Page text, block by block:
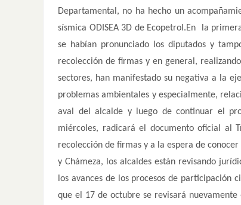
Departamental, no ha hecho un
sísmica ODISEA 3D de Ecopetrol.En la
se habían pronunciado los diputados y
recolección de firmas y en general,
sectores, han manifestado su negativa a la
problemas ambientales y especialmente,
aval del alcalde y luego de continuar el
miércoles, radicará el documento oficial al
recolección de firmas y a la espera de
y Chámeza, los alcaldes están revisando
los avances de los procesos de participación
que el 17 de octubre se revisará